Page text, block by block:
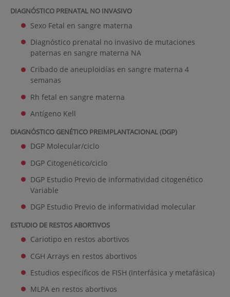
DIAGNÓSTICO PRENATAL NO INVASIVO
Sexo Fetal en sangre materna
Diagnóstico prenatal no invasivo de mutaciones
paternas en sangre materna NA
Cribado de aneuploidías en sangre materna 4
semanas
Rh fetal en sangre materna
Antígeno Kell
DIAGNÓSTICO GENÉTICO PREIMPLANTACIONAL (DGP)
DGP Molecular/ciclo
DGP Citogenético/ciclo
DGP Estudio Previo de informatividad citogenético
Variable
DGP Estudio Previo de informatividad molecular
ESTUDIO DE RESTOS ABORTIVOS
Cariotipo en restos abortivos
CGH Arrays en restos abortivos
Estudios específicos de FISH (Interfásica y metafásica)
MLPA en restos abortivos